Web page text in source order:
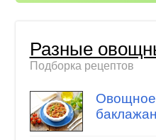
Разные
Подборка рецептов
Овощное